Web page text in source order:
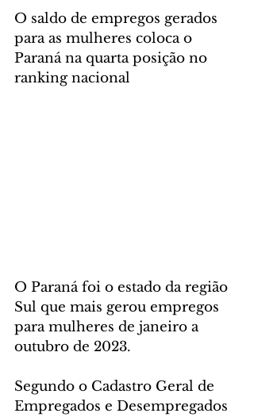
O saldo de empregos gerados
para as mulheres coloca o
Paraná na quarta posição no
ranking nacional
O Paraná foi o estado da região
Sul que mais gerou empregos
para mulheres de janeiro a
outubro de 2023.
Segundo o Cadastro Geral de
Empregados e Desempregados